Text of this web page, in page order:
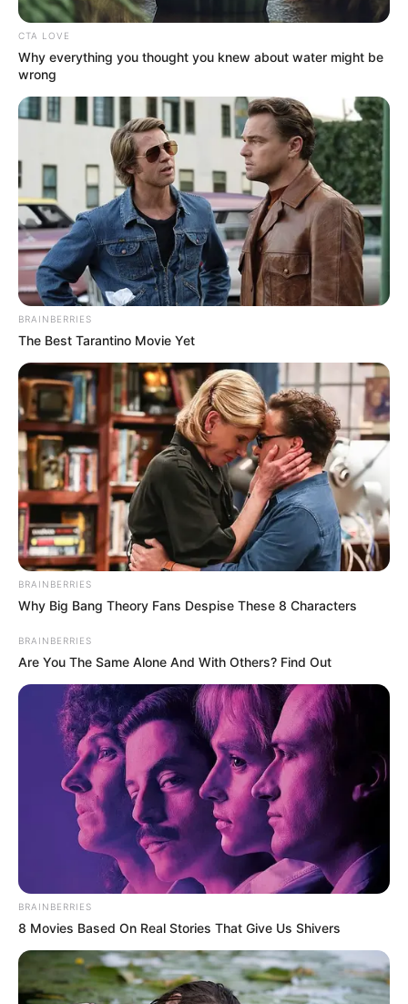
ΣΠΑΜΕ ΤΟ ΜΑΤΡΙΞ – ΤΟ ΒΙΒΛΙΟ
CTA LOVE
Why everything you thought you knew about water might be
wrong
BRAINBERRIES
The Best Tarantino Movie Yet
BRAINBERRIES
Why Big Bang Theory Fans Despise These 8 Characters
BRAINBERRIES
Are You The Same Alone And With Others? Find Out
BRAINBERRIES
8 Movies Based On Real Stories That Give Us Shivers